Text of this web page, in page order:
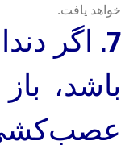
خواهد یافت.
7. اگر
باشد،
عصب‌کشی